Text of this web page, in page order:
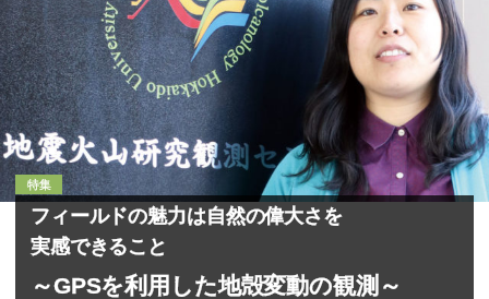
特集
フィールドの魅力は自然の偉大さを
実感できること
～GPSを利用した地殻変動の観測 ～